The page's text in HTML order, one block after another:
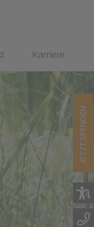
Jetzt
Karriere